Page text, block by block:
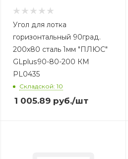
Угол для лотка
горизонтальный 90град.
200х80 сталь 1мм "ПЛЮС"
GLplus90-80-200 КМ
PL0435
Складской: 10
1 005.89 руб./шт